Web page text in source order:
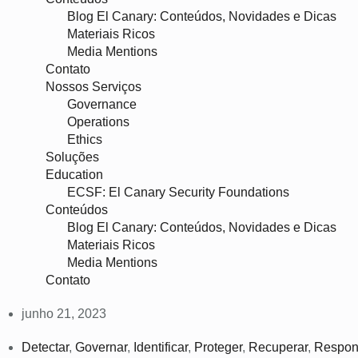
Blog El Canary: Conteúdos, Novidades e Dicas
Materiais Ricos
Media Mentions
Contato
Nossos Serviços
Governance
Operations
Ethics
Soluções
Education
ECSF: El Canary Security Foundations
Conteúdos
Blog El Canary: Conteúdos, Novidades e Dicas
Materiais Ricos
Media Mentions
Contato
junho 21, 2023
Detectar,Governar, Identificar, Proteger, Recuperar,